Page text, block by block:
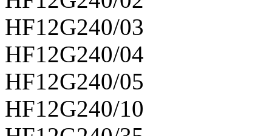
HF12G240/03
HF12G240/04
HF12G240/05
HF12G240/10